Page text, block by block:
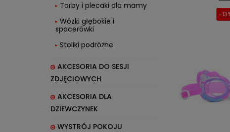
Torby i plecaki dla mamy
Wózki głębokie i
spacerówki
Stoliki podróżne
AKCESORIA DO SESJI
ZDJĘCIOWYCH
AKCESORIA DLA
DZIEWCZYNEK
WYSTRÓJ POKOJU
-